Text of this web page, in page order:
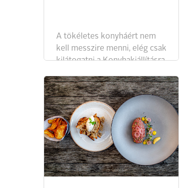
A tökéletes konyháért nem
kell messzire menni, elég csak
kilátogatni a Konyhakiállításra